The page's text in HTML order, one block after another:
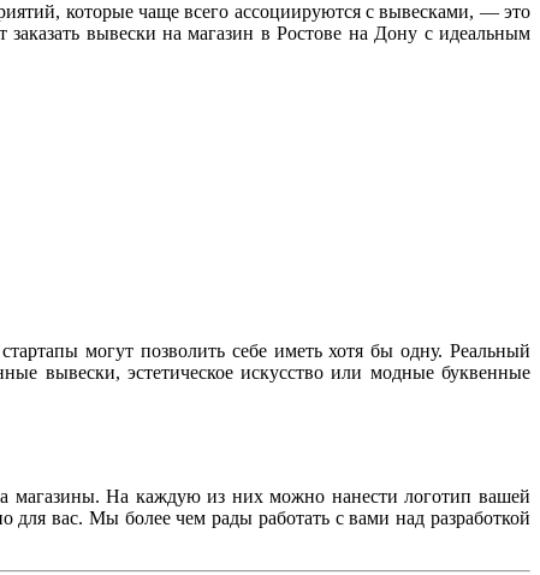
которые чаще всего ассоциируются с вывесками, — это
вывески на магазин в Ростове на Дону с идеальным
могут позволить себе иметь хотя бы одну. Реальный
вывески, эстетическое искусство или модные буквенные
магазины. На каждую из них можно нанести логотип вашей
вас. Мы более чем рады работать с вами над разработкой